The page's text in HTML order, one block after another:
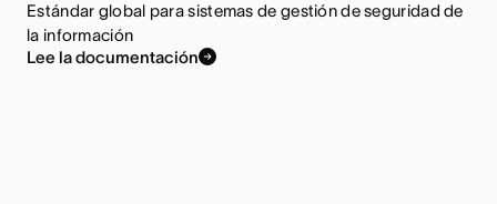
Estándar global para sistemas de gestión de seguridad de
la información
Lee la documentación